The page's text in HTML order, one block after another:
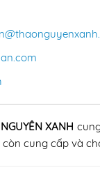
XANH
cung cấp và